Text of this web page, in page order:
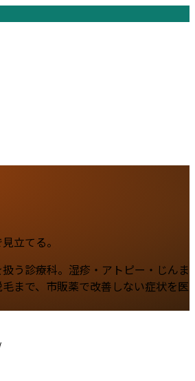
立てる。
う診療科。湿疹・アトピー・じんま
まで、市販薬で改善しない症状を医